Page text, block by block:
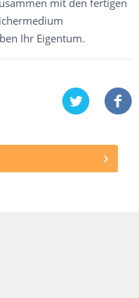
mit den fertigen
Ihr Eigentum.